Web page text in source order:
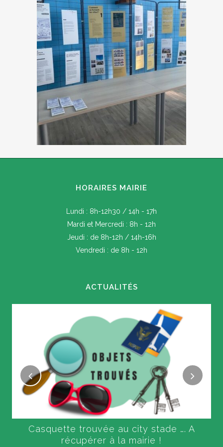
HORAIRES MAIRIE
Lundi : 8h-12h30 / 14h - 17h
Mardi et Mercredi : 8h - 12h
Jeudi : de 8h-12h / 14h-16h
Vendredi : de 8h - 12h
ACTUALITÉS
Casquette trouvée au city stade …. A
récupérer à la mairie !